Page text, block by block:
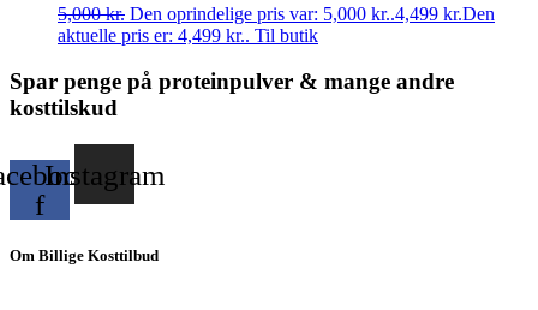
5,000kr. Den oprindelige pris var: 5,000 kr..4,499 kr.Den
aktuelle pris er: 4,499 kr.. Til butik
Spar penge på proteinpulver & mange andre
kosttilskud
f
Instagram
Om Billige Kosttilbud